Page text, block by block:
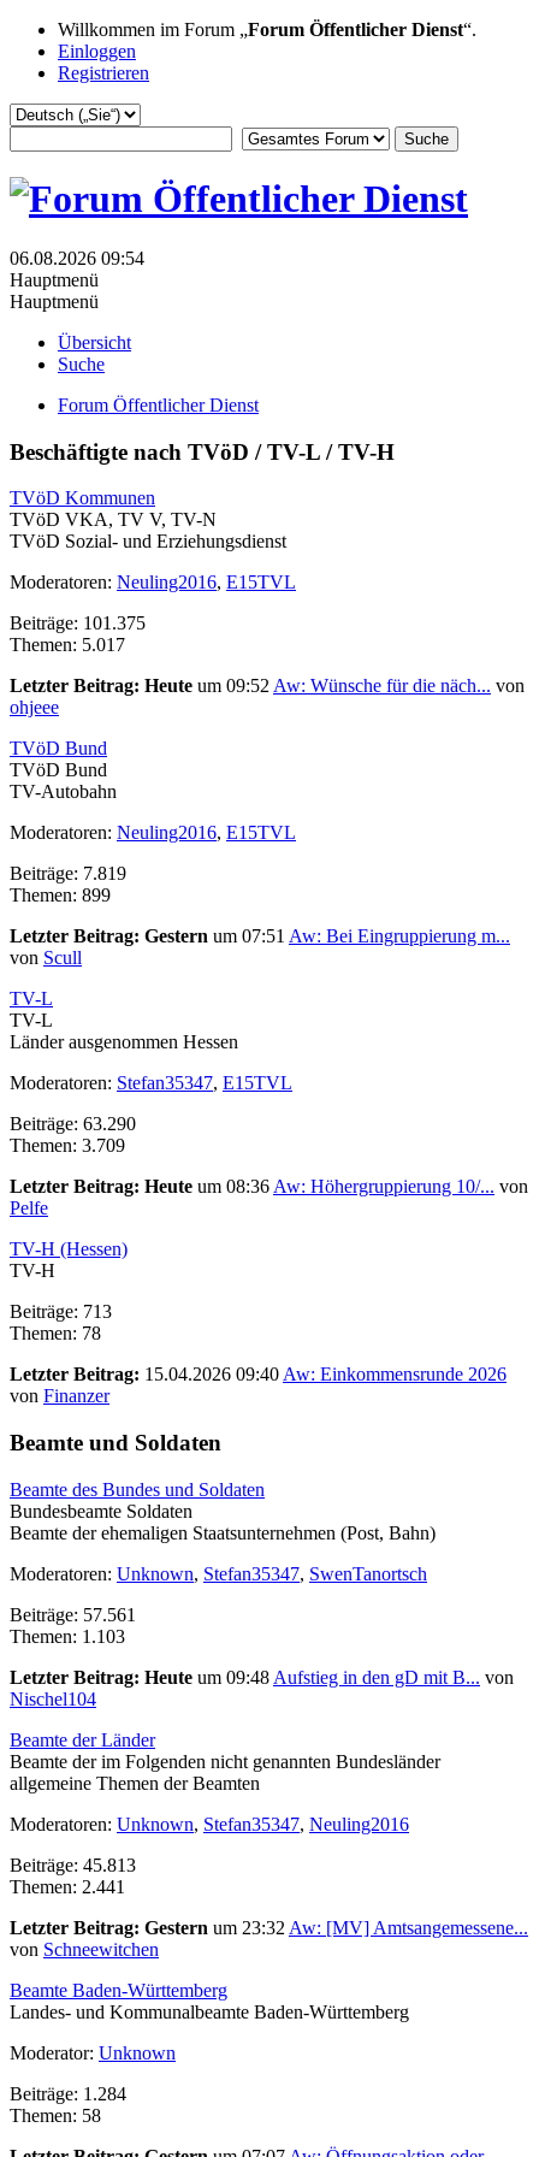
Willkommen im Forum „Forum Öffentlicher Dienst“.
Einloggen
Registrieren
06.08.2026 09:54
Hauptmenü
Hauptmenü
Übersicht
Suche
Forum Öffentlicher Dienst
Beschäftigte nach TVöD / TV-L / TV-H
TVöD Kommunen
TVöD VKA, TV V, TV-N
TVöD Sozial- und Erziehungsdienst
Moderatoren: Neuling2016, E15TVL
Beiträge: 101.375
Themen: 5.017
Letzter Beitrag: Heute um 09:52 Aw: Wünsche für die näch... von
ohjeee
TVöD Bund
TVöD Bund
TV-Autobahn
Moderatoren: Neuling2016, E15TVL
Beiträge: 7.819
Themen: 899
Letzter Beitrag: Gestern um 07:51 Aw: Bei Eingruppierung m...
von Scull
TV-L
TV-L
Länder ausgenommen Hessen
Moderatoren: Stefan35347, E15TVL
Beiträge: 63.290
Themen: 3.709
Letzter Beitrag: Heute um 08:36 Aw: Höhergruppierung 10/... von
Pelfe
TV-H (Hessen)
TV-H
Beiträge: 713
Themen: 78
Letzter Beitrag: 15.04.2026 09:40 Aw: Einkommensrunde 2026
von Finanzer
Beamte und Soldaten
Beamte des Bundes und Soldaten
Bundesbeamte Soldaten
Beamte der ehemaligen Staatsunternehmen (Post, Bahn)
Moderatoren: Unknown, Stefan35347, SwenTanortsch
Beiträge: 57.561
Themen: 1.103
Letzter Beitrag: Heute um 09:48 Aufstieg in den gD mit B... von
Nischel104
Beamte der Länder
Beamte der im Folgenden nicht genannten Bundesländer
allgemeine Themen der Beamten
Moderatoren: Unknown, Stefan35347, Neuling2016
Beiträge: 45.813
Themen: 2.441
Letzter Beitrag: Gestern um 23:32 Aw: [MV] Amtsangemessene...
von Schneewitchen
Beamte Baden-Württemberg
Landes- und Kommunalbeamte Baden-Württemberg
Moderator: Unknown
Beiträge: 1.284
Themen: 58